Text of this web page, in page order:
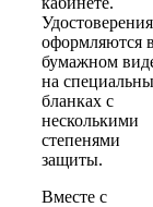
Удостоверения
оформляются в
бумажном
на
бланках с
несколькими
степенями
защиты.
Вместе с